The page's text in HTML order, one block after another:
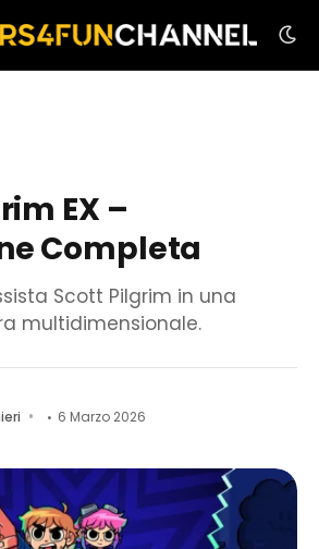
EX –
Completa
Scott Pilgrim in una
multidimensionale.
6 Marzo 2026